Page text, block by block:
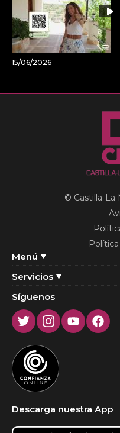
15/06/2026
Menú
Servicios
© Castilla-La
Síguenos
TwitterInstagram
Youtube
Descarga nuestra App